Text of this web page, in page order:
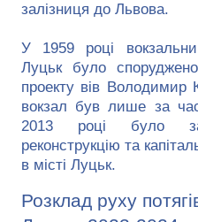
залізниця до Львова.
У 1959 році
Луцьк було
проекту вів Володимир
вокзал був лише за
2013 році було
реконструкцію та
в місті Луцьк.
Розклад руху